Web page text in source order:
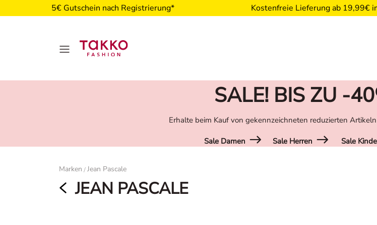
5€ Gutschein nach Registrierung* Kostenfreie Lieferung ab 19,99€
SALE! BIS ZU -
Erhalte beim Kauf von gekennzeichneten reduzierten
Sale Damen Sale Herren Sale
Marken / Jean Pascale
JEAN PASCALE